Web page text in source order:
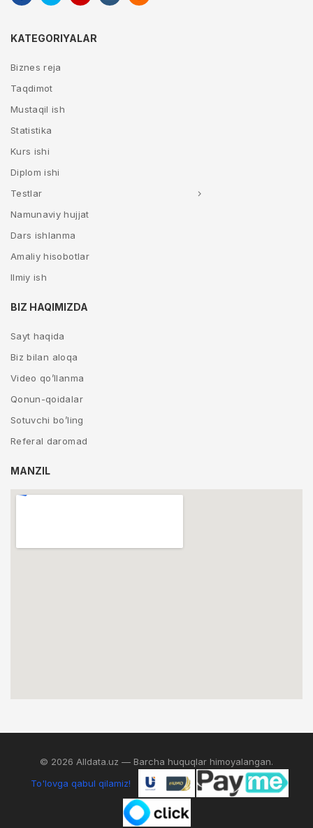
KATEGORIYALAR
Biznes reja
Taqdimot
Mustaqil ish
Statistika
Kurs ishi
Diplom ishi
Testlar
Namunaviy hujjat
Dars ishlanma
Amaliy hisobotlar
Ilmiy ish
BIZ HAQIMIZDA
Sayt haqida
Biz bilan aloqa
Video qo’llanma
Qonun-qoidalar
Sotuvchi bo’ling
Referal daromad
MANZIL
© 2026 Alldata.uz — Barcha huquqlar himoyalangan.
To'lovga qabul qilamiz!